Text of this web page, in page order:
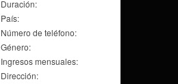
Duración:
País:
Número de teléfono:
Género:
Ingresos mensuales:
Dirección: